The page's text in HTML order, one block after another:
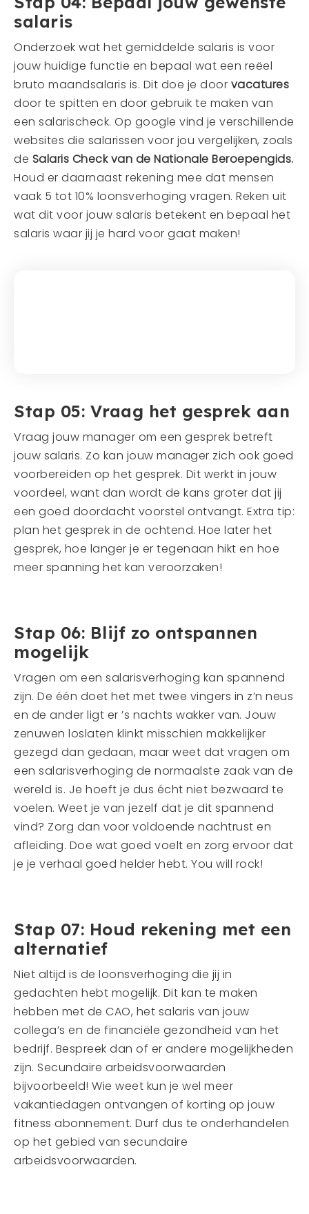
salaris
Onderzoek wat het gemiddelde salaris is voor
jouw huidige functie en bepaal wat een reëel
bruto maandsalaris is. Dit doe je door vacatures
door te spitten en door gebruik te maken van
een salarischeck. Op google vind je verschillende
websites die salarissen voor jou vergelijken, zoals
de Salaris Check van de Nationale Beroepengids.
Houd er daarnaast rekening mee dat mensen
vaak 5 tot 10% loonsverhoging vragen. Reken uit
wat dit voor jouw salaris betekent en bepaal het
salaris waar jij je hard voor gaat maken!
Stap 05: Vraag het gesprek aan
Vraag jouw manager om een gesprek betreft
jouw salaris. Zo kan jouw manager zich ook goed
voorbereiden op het gesprek. Dit werkt in jouw
voordeel, want dan wordt de kans groter dat jij
een goed doordacht voorstel ontvangt. Extra tip:
plan het gesprek in de ochtend. Hoe later het
gesprek, hoe langer je er tegenaan hikt en hoe
meer spanning het kan veroorzaken!
Stap 06: Blijf zo ontspannen
mogelijk
Vragen om een salarisverhoging kan spannend
zijn. De één doet het met twee vingers in z’n neus
en de ander ligt er ’s nachts wakker van. Jouw
zenuwen loslaten klinkt misschien makkelijker
gezegd dan gedaan, maar weet dat vragen om
een salarisverhoging de normaalste zaak van de
wereld is. Je hoeft je dus écht niet bezwaard te
voelen. Weet je van jezelf dat je dit spannend
vind? Zorg dan voor voldoende nachtrust en
afleiding. Doe wat goed voelt en zorg ervoor dat
je je verhaal goed helder hebt. You will rock!
Stap 07: Houd rekening met een
alternatief
Niet altijd is de loonsverhoging die jij in
gedachten hebt mogelijk. Dit kan te maken
hebben met de CAO, het salaris van jouw
collega’s en de financiële gezondheid van het
bedrijf. Bespreek dan of er andere mogelijkheden
zijn. Secundaire arbeidsvoorwaarden
bijvoorbeeld! Wie weet kun je wel meer
vakantiedagen ontvangen of korting op jouw
fitness abonnement. Durf dus te onderhandelen
op het gebied van secundaire
arbeidsvoorwaarden.